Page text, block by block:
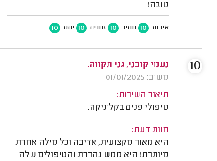
טובה!
איכות 10 מחיר 10 זמנים 10 יחס 10
נעמי קובני, גני תקווה.
משוב: 01/01/2025
תיאור השירות:
טיפולי פנים בקליניקה.
חוות דעת:
היא מאוד מקצועית, אדיבה וכל מילה אחרת
מיותרת! היא ממש נהדרת והטיפולים שלה
10